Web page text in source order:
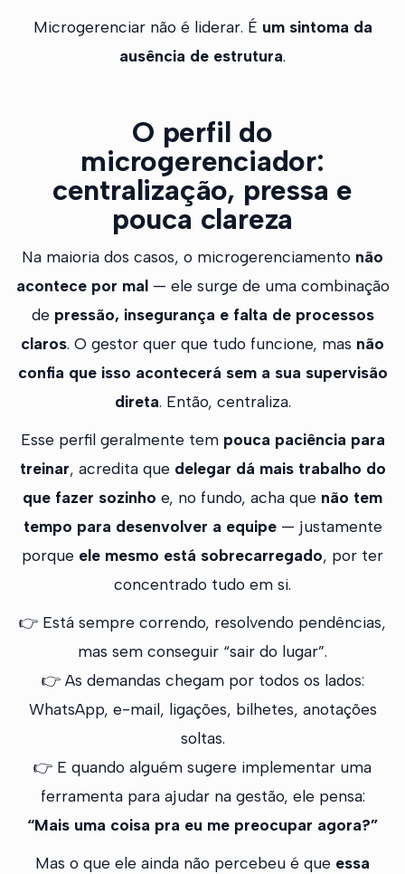
Microgerenciar não é liderar. É um sintoma da
ausência de estrutura.
O perfil do
microgerenciador:
centralização, pressa e
pouca clareza
Na maioria dos casos, o microgerenciamento não
acontece por mal— ele surge de uma combinação
de pressão, insegurança e falta de processos
claros. O gestor quer que tudo funcione, mas não
confia que isso acontecerá sem a sua supervisão
direta. Então, centraliza.
Esse perfil geralmente tem pouca paciência para
treinar, acredita que delegar dá mais trabalho do
que fazer sozinho e, no fundo, acha que não tem
tempo para desenvolver a equipe— justamente
porque ele mesmo está sobrecarregado, por ter
concentrado tudo em si.
👉 Está sempre correndo, resolvendo pendências,
mas sem conseguir “sair do lugar”.
👉 As demandas chegam por todos os lados:
WhatsApp, e-mail, ligações, bilhetes, anotações
soltas.
👉 E quando alguém sugere implementar uma
ferramenta para ajudar na gestão, ele pensa:
“Mais uma coisa pra eu me preocupar agora?”
Mas o que ele ainda não percebeu é que essa